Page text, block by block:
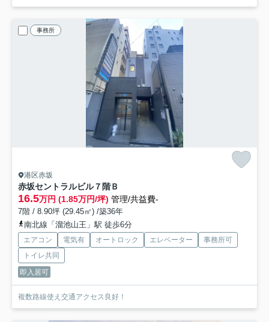
事務所
港区赤坂
赤坂セントラルビル７階Ｂ
16.5万円 (1.85万円/坪) 管理/共益費-
7階 / 8.90坪 (29.45㎡) /築36年
南北線「溜池山王」駅 徒歩6分
エアコン 電気有 オートロック エレベーター
事務所可
トイレ共同
即入居可
複数路線使え交通アクセス良好！